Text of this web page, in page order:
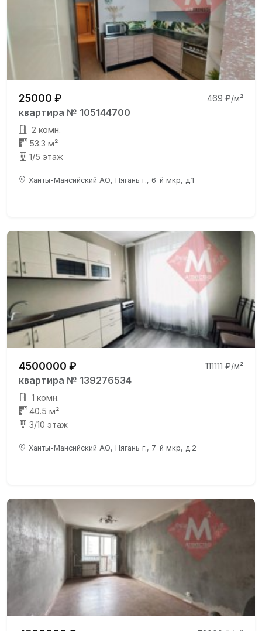
25000 ₽ 469 ₽/м²
квартира № 105144700
2 комн.
53.3 м²
1/5 этаж
Ханты-Мансийский АО, Нягань г., 6-й мкр, д.1
4500000 ₽ 111111 ₽/м²
квартира № 139276534
1 комн.
40.5 м²
3/10 этаж
Ханты-Мансийский АО, Нягань г., 7-й мкр, д.2